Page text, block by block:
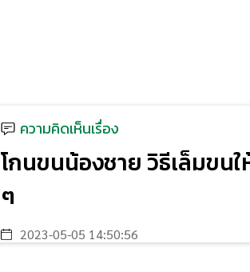
ความคิดเห็นเรื่อง
โกนขนน้องชาย วิธีเล็มขน
ๆ
2023-05-05 14:50:56